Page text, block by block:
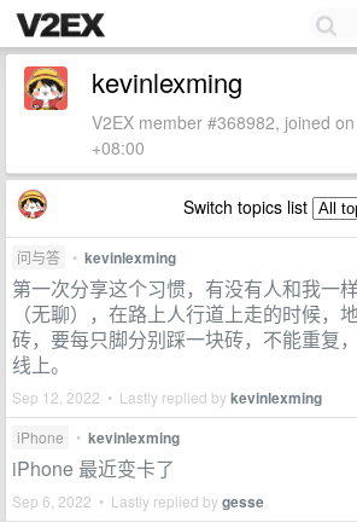
kevinlexming
V2EX member #368982, joined
+08:00
Switch topics list
问与答 • kevinlexming
第一次分享这个习惯，有没有人和我一
（无聊），在路上人行道上走的时候，
砖，要每只脚分别踩一块砖，不能重复
线上。
Sep 12, 2022 • Lastly replied bykevinlexming
iPhone • kevinlexming
iPhone 最近变卡了
Sep 6, 2022 • Lastly replied bygesse